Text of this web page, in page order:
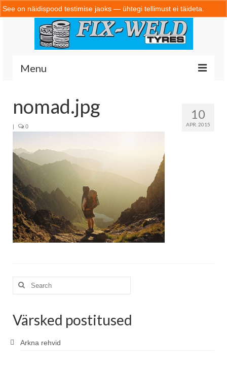
Menu
Blog
10
APR. 2015
nomad.jpg
| 0
Search
for:
Värsked postitused
Arkna rehvid
See on näidispood testimise jaoks — ühtegi tellimust ei täideta.